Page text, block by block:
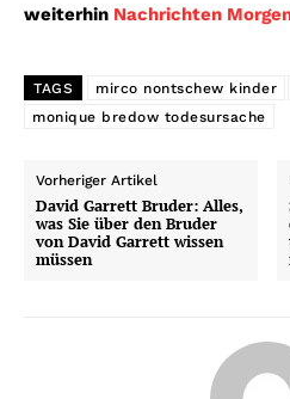
weiterhin Nachrichten
TAGS mirco nontschew kinder
monique bredow todesursache
Vorheriger Artikel
David Garrett Bruder: Alles,
was Sie über den Bruder
von David Garrett wissen
müssen